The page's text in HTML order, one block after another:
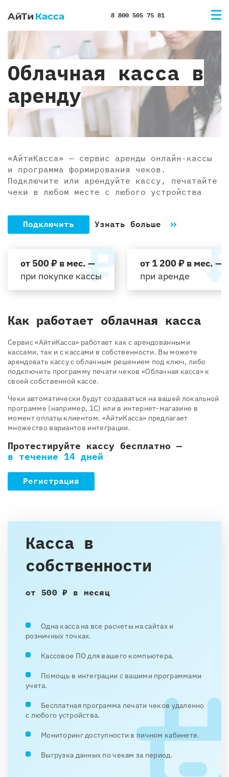
8 800 505 75 81
Облачная касса в
аренду
«АйтиКасса» — сервис аренды онлайн-кассы
и программа формирования чеков.
Подключите или арендуйте кассу, печатайте
чеки в любом месте с любого устройства
Подключить Узнать больше
от 500 ₽ в мес. —
при покупке кассы
от 1 200 ₽ в мес. —
при аренде
Как работает облачная касса
Cервис «АйтиКасса» работает как с арендованными
кассами, так и с кассами в собственности. Вы можете
арендовать кассу с облачным решением под ключ, либо
подключить программу печати чеков «Облачная касса» к
своей собственной кассе.
Чеки автоматически будут создаваться на вашей локальной
программе (например, 1С) или в интернет-магазине в
момент оплаты клиентом. «АйтиКасса» предлагает
множество вариантов интеграции.
Протестируйте кассу бесплатно —
в течение 14 дней
Регистрация
Касса в
собственности
от 500 ₽ в месяц
Одна касса на все расчеты на сайтах и
розничных точках.
Кассовое ПО для вашего компьютера.
Помощь в интеграции с вашими программами
учета.
Бесплатная программа печати чеков удаленно
с любого устройства.
Мониторинг доступности в личном кабинете.
Выгрузка данных по чекам за период.